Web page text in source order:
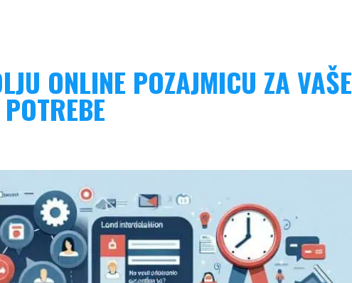
ONLINE POZAJMICU ZA VAŠE
POTREBE